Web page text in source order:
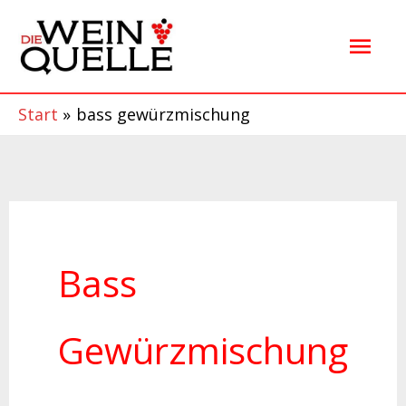
Inhalt
springen
Start bass gewürzmischung
Bass
Gewürzmischung